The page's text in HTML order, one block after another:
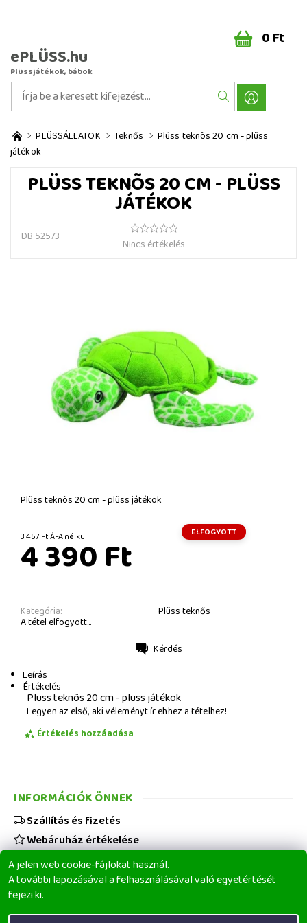
ePLÜSS.hu
Plüssjátékok, bábok
0 Ft
PLÜSSÁLLATOK Teknős
Plüss teknõs 20 cm - plüss
játékok
PLÜSS TEKNÕS 20 CM - PLÜSS
JÁTÉKOK
DB 52573
Nincs értékelés
Plüss teknõs 20 cm - plüss játékok
3 457 Ft ÁFA nélkül ELFOGYOTT
4 390 Ft
Kategória: Plüss teknős
A tétel elfogyott...
Kérdés
Leírás
Értékelés
Plüss teknõs 20 cm - plüss játékok
Legyen az első, aki véleményt ír ehhez a tételhez!
Értékelés hozzáadása
A jelen web cookie-fájlokat használ.
A további lapozásával a felhasználásával való egyetértését
fejezi ki.
INFORMÁCIÓK ÖNNEK
Szállítás és fizetés
Webáruház értékelése
Viszonteladóknak
Üzleti feltételek
Elérhetőségeink